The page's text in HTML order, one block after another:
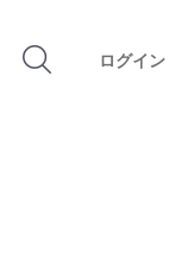
ログイン